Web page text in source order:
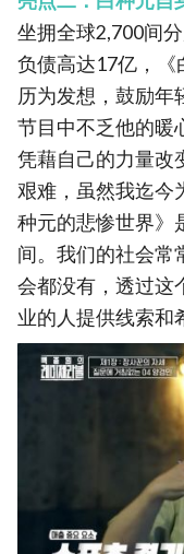
坐拥全球2,700间
负债高达17亿，《
历为发想，鼓励年
节目中不乏他的暖
凭藉自己的力量改
艰难，虽然我迄今
种元的悲惨世界》
间。我们的社会常
会都没有，透过这
业的人提供线索和